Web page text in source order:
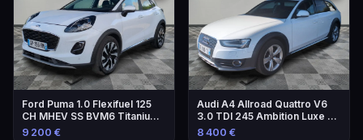
Ford Puma 1.0 Flexifuel 125
CH MHEV SS BVM6 Titanium -
Voiture 2023
9 200 €
Audi A4 Allroad Quattro V6
3.0 TDI 245 Ambition Luxe S
Tronic
8 400 €